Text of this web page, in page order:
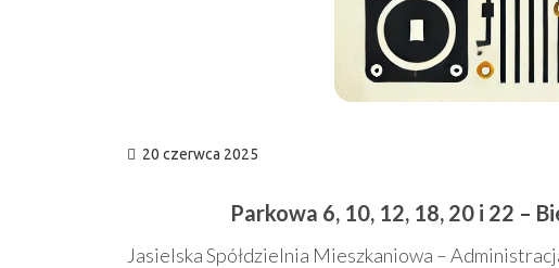
20 czerwca 2025
Parkowa 6, 10, 12, 18, 20 i 22 –
Jasielska Spółdzielnia Mieszkaniowa –